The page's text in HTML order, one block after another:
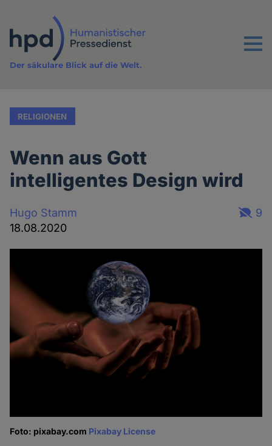
Inhalt
Menu
Der säkulare Blick auf die Welt.
RELIGIONEN
Wenn aus Gott
intelligentes Design wird
Hugo Stamm
18.08.2020
9
Foto: pixabay.com Pixabay License